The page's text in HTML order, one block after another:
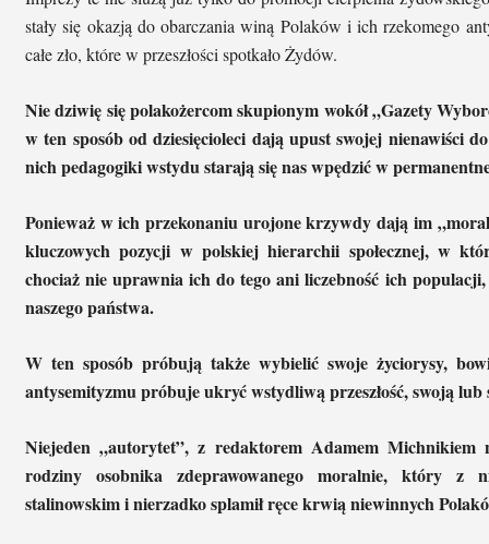
stały się okazją do obarczania winą Polaków i ich rzekomego
całe zło, które w przeszłości spotkało Żydów.
Nie dziwię się polakożercom skupionym wokół „Gazety
w ten sposób od dziesięcioleci dają upust swojej nienawiści
nich pedagogiki wstydu starają się nas wpędzić w
Ponieważ w ich przekonaniu urojone krzywdy dają im
kluczowych pozycji w polskiej hierarchii społecznej, w
chociaż nie uprawnia ich do tego ani liczebność ich
naszego państwa.
W ten sposób próbują także wybielić swoje życiorysy,
antysemityzmu próbuje ukryć wstydliwą przeszłość, swoją
Niejeden „autorytet”, z redaktorem Adamem Michnikiem
rodziny osobnika zdeprawowanego moralnie, który z
stalinowskim i nierzadko splamił ręce krwią niewinnych